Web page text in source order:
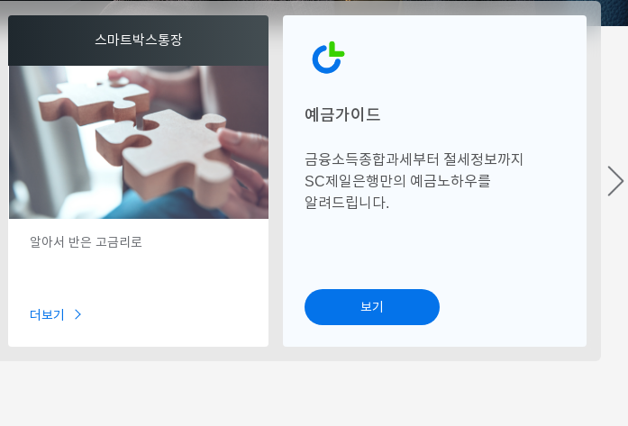
스마트박스통장
알아서 반은 고금리로
더보기
예금가이드
금융소득종합과세부터 절세정보까지
SC제일은행만의 예금노하우를
알려드립니다.
보기